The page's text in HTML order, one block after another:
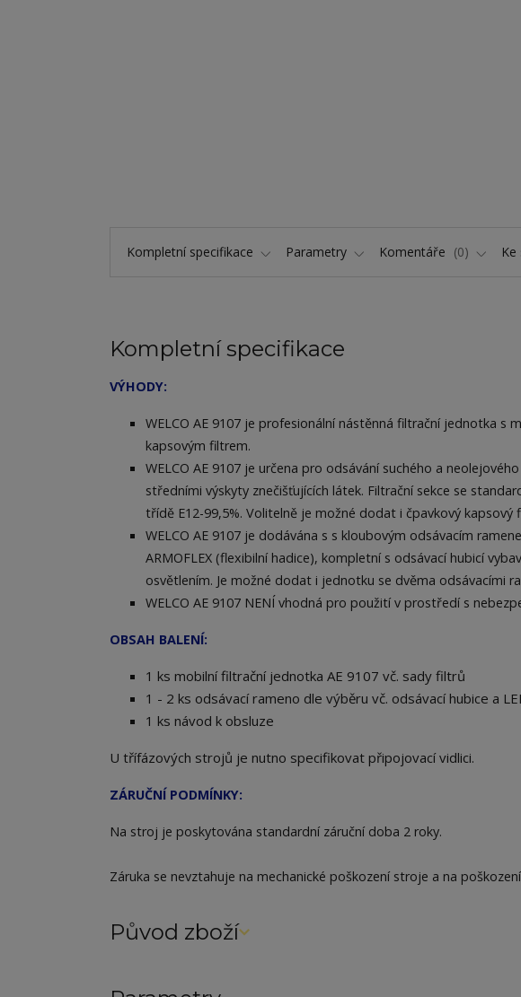
Kompletní specifikace Parametry Komentáře 0
Kompletní specifikace
VÝHODY:
WELCO AE 9107 je profesionální nástěnná filtrační jednotka s
kapsovým filtrem.
WELCO AE 9107 je určena pro odsávání suchého a
středními výskyty znečišťujících látek. Filtrační sekce se
třídě E12-99,5%. Volitelně je možné dodat i čpavkový
WELCO AE 9107 je dodávána s s kloubovým odsávacím
ARMOFLEX (flexibilní hadice), kompletní s odsávací hubicí
osvětlením. Je možné dodat i jednotku se dvěma odsávacími
WELCO AE 9107 NENÍ vhodná pro použití v prostředí s
OBSAH BALENÍ:
1 ks mobilní filtrační jednotka AE 9107 vč. sady filtrů
1 - 2 ks odsávací rameno dle výběru vč. odsávací hubice a
1 ks návod k obsluze
U třífázových strojů je nutno specifikovat připojovací vidlici.
ZÁRUČNÍ PODMÍNKY:
Na stroj je poskytována standardní záruční doba 2 roky.
Záruka se nevztahuje na mechanické poškození stroje a na
Původ zboží